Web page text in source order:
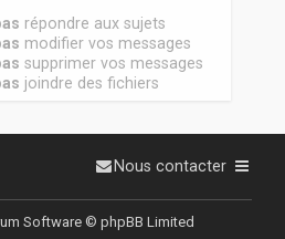
répondre aux sujets
modifier vos messages
supprimer vos messages
joindre des fichiers
Nous contacter
Software © phpBB Limited